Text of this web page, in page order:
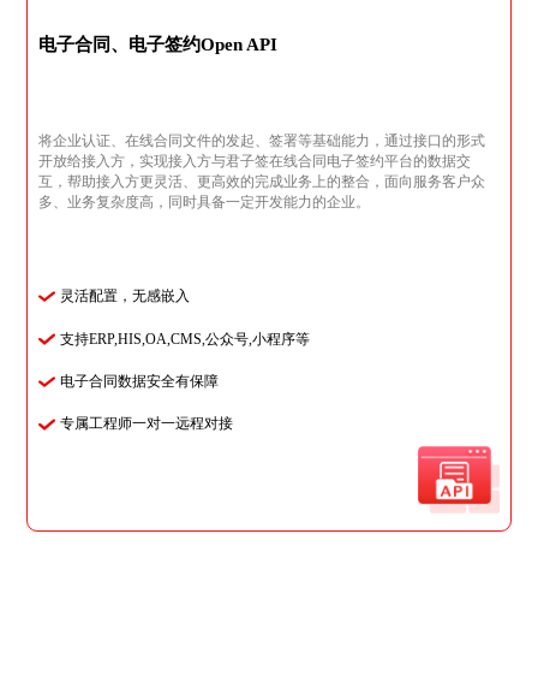
电子合同、电子签约Open API
将企业认证、在线合同文件的发起、签署等基础能力，通过接口的形式
开放给接入方，实现接入方与君子签在线合同电子签约平台的数据交
互，帮助接入方更灵活、更高效的完成业务上的整合，面向服务客户众
多、业务复杂度高，同时具备一定开发能力的企业。
灵活配置，无感嵌入
支持ERP,HIS,OA,CMS,公众号,小程序等
电子合同数据安全有保障
专属工程师一对一远程对接